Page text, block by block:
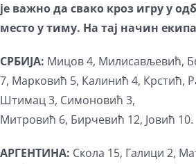
је важно да свако кроз игру у
место у тиму. На тај начин
СРБИЈА: Мицов 4, Милисављевић,
7, Марковић 5, Калинић 4, Крстић,
Штимац 3, Симоновић 3,
Митровић 6, Бирчевић 12, Јовић 10.
АРГЕНТИНА: Скола 15, Галици 2,